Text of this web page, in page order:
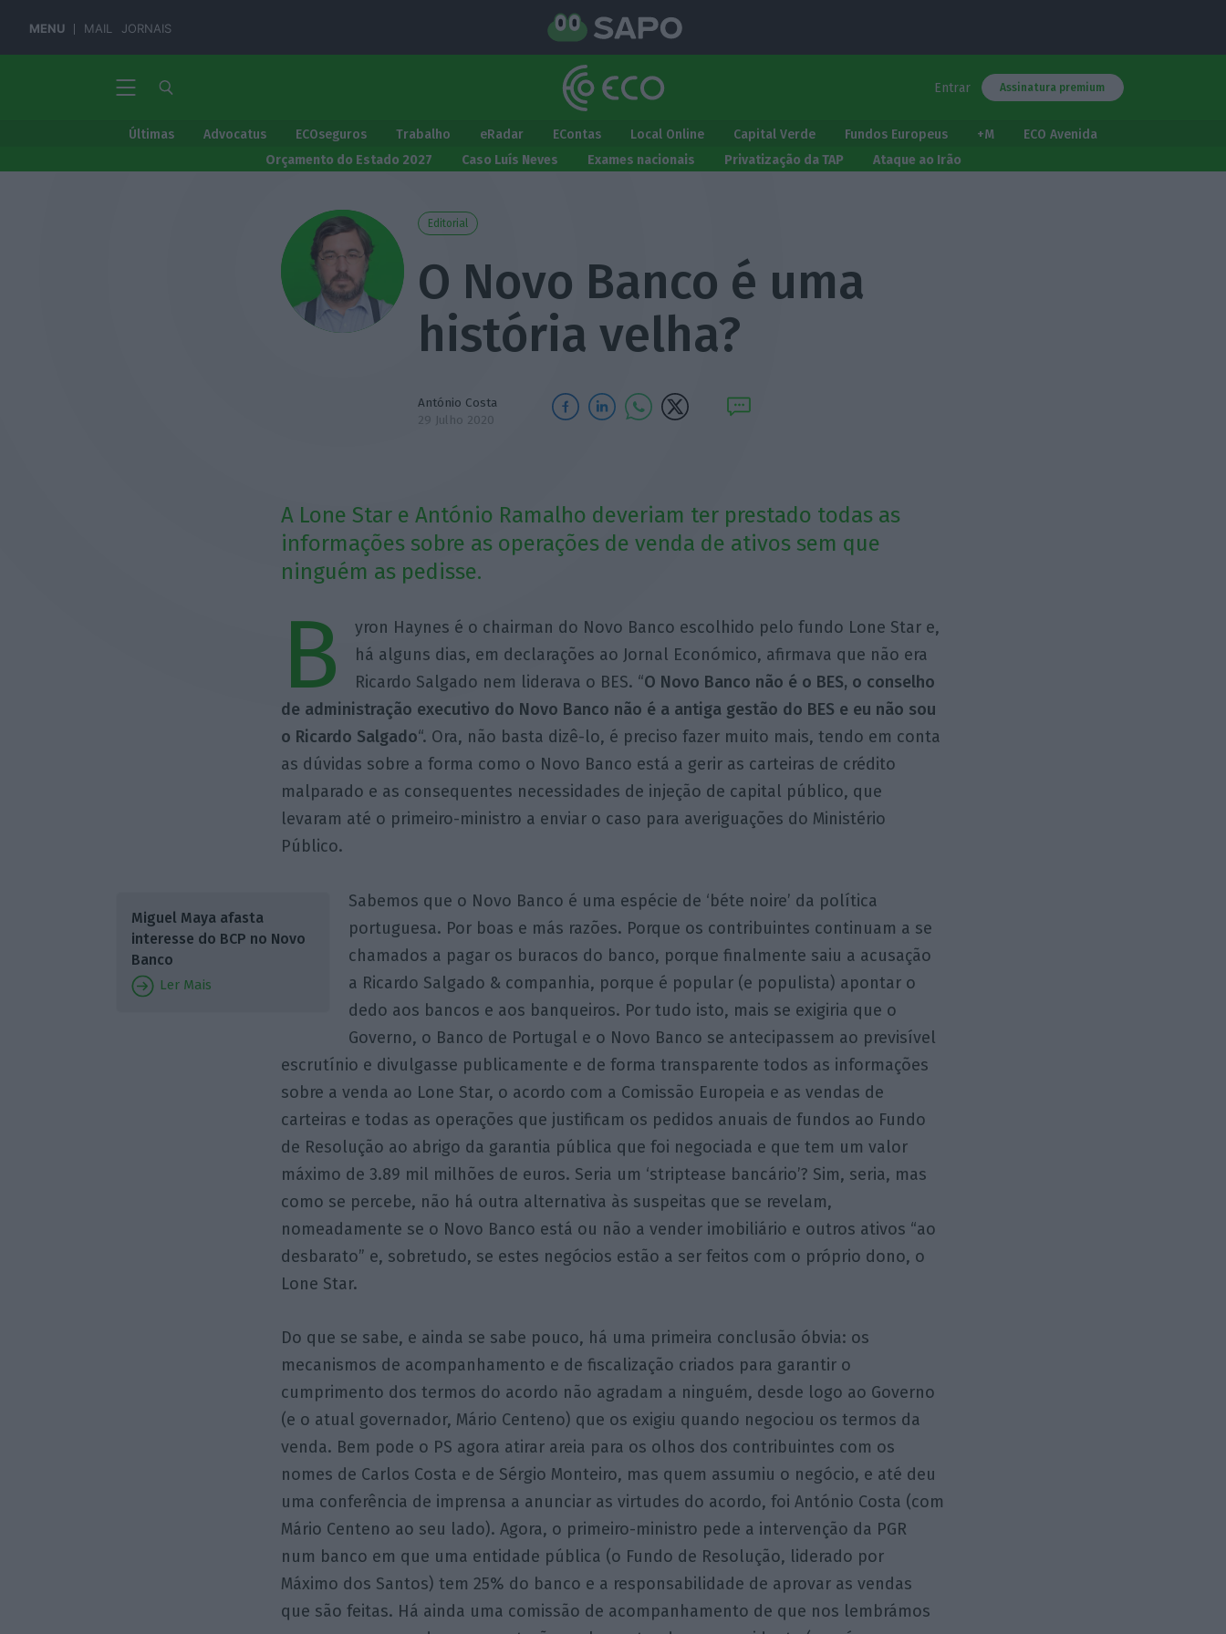
MENU MAIL JORNAIS
Entrar Assinatura premium
Últimas Advocatus ECOseguros Trabalho eRadar EContas Local Online Capital Verde Fundos Europeus +M
ECO Avenida
Orçamento do Estado 2027
Caso Luís Neves Exames nacionais Privatização da TAP Ataque ao Irão
Editorial
O Novo Banco é uma
história velha?
António Costa
29 Julho 2020
A Lone Star e António Ramalho deveriam ter prestado todas as
informações sobre as operações de venda de ativos sem que
ninguém as pedisse.
B
yron Haynes é o chairman do Novo Banco escolhido pelo fundo Lone Star e,
há alguns dias, em declarações ao Jornal Económico, afirmava que não era
Ricardo Salgado nem liderava o BES. “O Novo Banco não é o BES, o conselho
de administração executivo do Novo Banco não é a antiga gestão do BES e eu não sou
o Ricardo Salgado“. Ora, não basta dizê-lo, é preciso fazer muito mais, tendo em conta
as dúvidas sobre a forma como o Novo Banco está a gerir as carteiras de crédito
malparado e as consequentes necessidades de injeção de capital público, que
levaram até o primeiro-ministro a enviar o caso para averiguações do Ministério
Público.
Miguel Maya afasta
interesse do BCP no Novo
Banco
Ler Mais
Sabemos que o Novo Banco é uma espécie de ‘béte noire’ da política
portuguesa. Por boas e más razões. Porque os contribuintes continuam a se
chamados a pagar os buracos do banco, porque finalmente saiu a acusação
a Ricardo Salgado & companhia, porque é popular (e populista) apontar o
dedo aos bancos e aos banqueiros. Por tudo isto, mais se exigiria que o
Governo, o Banco de Portugal e o Novo Banco se antecipassem ao previsível
escrutínio e divulgasse publicamente e de forma transparente todos as informações
sobre a venda ao Lone Star, o acordo com a Comissão Europeia e as vendas de
carteiras e todas as operações que justificam os pedidos anuais de fundos ao Fundo
de Resolução ao abrigo da garantia pública que foi negociada e que tem um valor
máximo de 3.89 mil milhões de euros. Seria um ‘striptease bancário’? Sim, seria, mas
como se percebe, não há outra alternativa às suspeitas que se revelam,
nomeadamente se o Novo Banco está ou não a vender imobiliário e outros ativos “ao
desbarato” e, sobretudo, se estes negócios estão a ser feitos com o próprio dono, o
Lone Star.
Do que se sabe, e ainda se sabe pouco, há uma primeira conclusão óbvia: os
mecanismos de acompanhamento e de fiscalização criados para garantir o
cumprimento dos termos do acordo não agradam a ninguém, desde logo ao Governo
(e o atual governador, Mário Centeno) que os exigiu quando negociou os termos da
venda. Bem pode o PS agora atirar areia para os olhos dos contribuintes com os
nomes de Carlos Costa e de Sérgio Monteiro, mas quem assumiu o negócio, e até deu
uma conferência de imprensa a anunciar as virtudes do acordo, foi António Costa (com
Mário Centeno ao seu lado). Agora, o primeiro-ministro pede a intervenção da PGR
num banco em que uma entidade pública (o Fundo de Resolução, liderado por
Máximo dos Santos) tem 25% do banco e a responsabilidade de aprovar as vendas
que são feitas. Há ainda uma comissão de acompanhamento de que nos lembrámos